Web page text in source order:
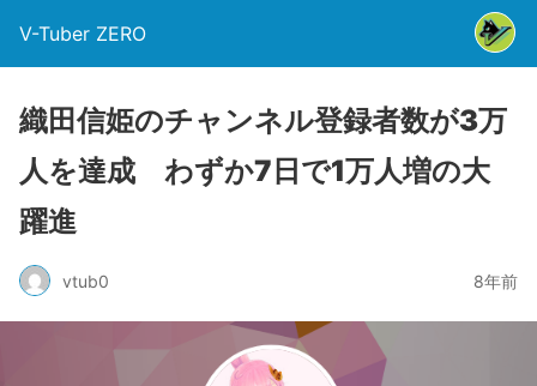
V-Tuber ZERO
織田信姫のチャンネル登録者数が3万
人を達成 わずか7日で1万人増の大
躍進
vtub0 8年前